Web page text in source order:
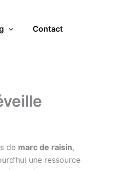
Contact
de marc de raisin,
une ressource